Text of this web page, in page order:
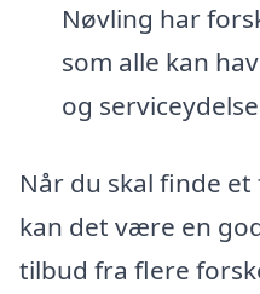
Nøvling har
som alle kan
og
Når du skal finde
kan det være en
tilbud fra flere